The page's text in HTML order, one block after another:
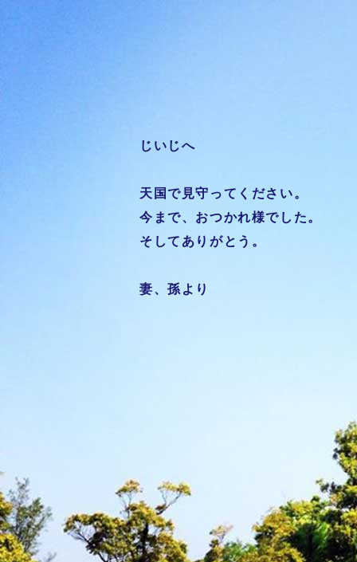
じいじへ
天国で見守ってください。
今まで、おつかれ様でした。
そしてありがとう。
妻、孫より